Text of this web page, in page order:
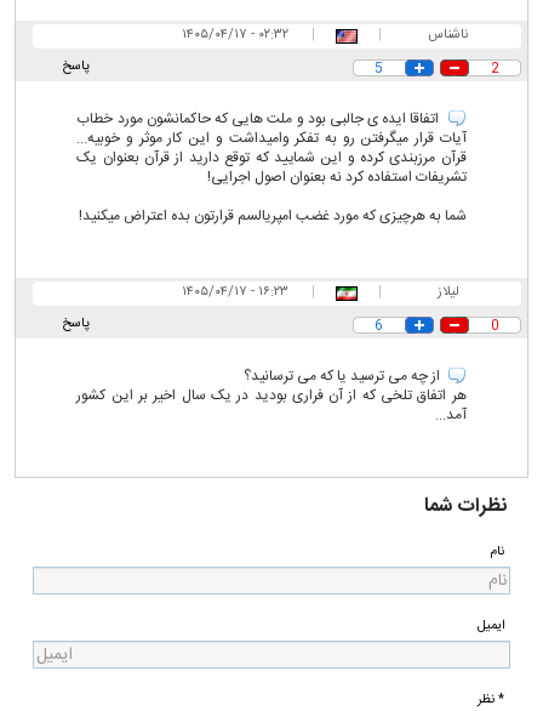
ناشناس |
|
۰۲:۳۲ - ۱۴۰۵/۰۴/۱۷
پاسخ
2
5
اتفاقا ایده ی جالبی بود و ملت هایی که حاکمانشون مورد خطاب
آیات قرار میگرفتن رو به تفکر وامیداشت و این کار موثر و خوبیه...
قرآن مرزبندی کرده و این شمایید که توقع دارید از قرآن بعنوان یک
تشریفات استفاده کرد نه بعنوان اصول اجرایی!
شما به هرچیزی که مورد غضب امپریالسم قرارتون بده اعتراض میکنید!
لیلاز |
|
۱۶:۲۳ - ۱۴۰۵/۰۴/۱۷
پاسخ
0
6
از چه می ترسید یا که می ترسانید؟
هر اتفاق تلخی که از آن فراری بودید در یک سال اخیر بر این کشور
آمد...
نظرات شما
نام
ایمیل
* نظر